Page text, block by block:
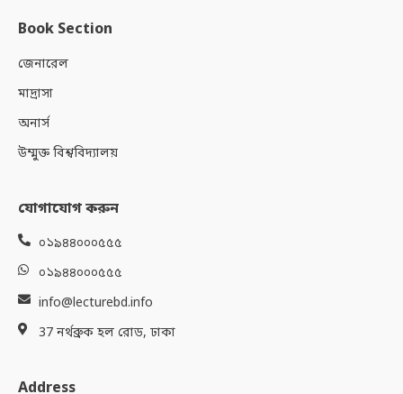
Book Section
জেনারেল
মাদ্রাসা
অনার্স
উম্মুক্ত বিশ্ববিদ্যালয়
যোগাযোগ করুন
০১৯৪৪০০০৫৫৫
০১৯৪৪০০০৫৫৫
info@lecturebd.info
37 নর্থব্রুক হল রোড, ঢাকা
Address